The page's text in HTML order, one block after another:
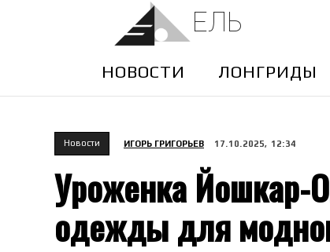
ЕЛЬ
НОВОСТИ ЛОНГРИДЫ
Новости ИГОРЬ ГРИГОРЬЕВ 17.10.2025, 12:34
Уроженка Йошкар-
одежды для